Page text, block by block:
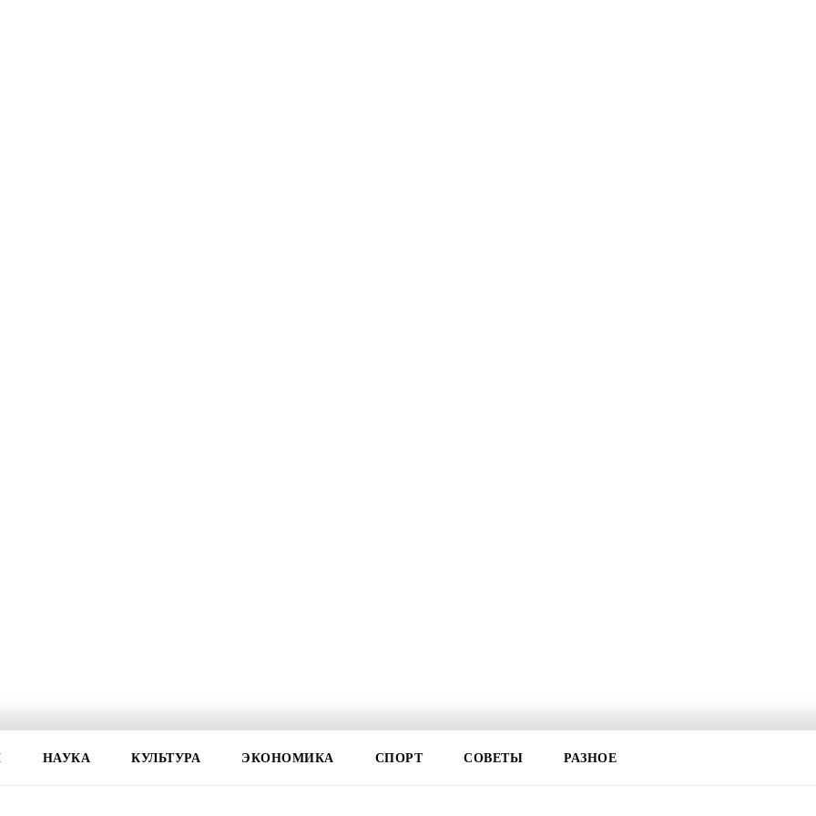
НАУКА КУЛЬТУРА ЭКОНОМИКА СПОРТ СОВЕТЫ РАЗНОЕ